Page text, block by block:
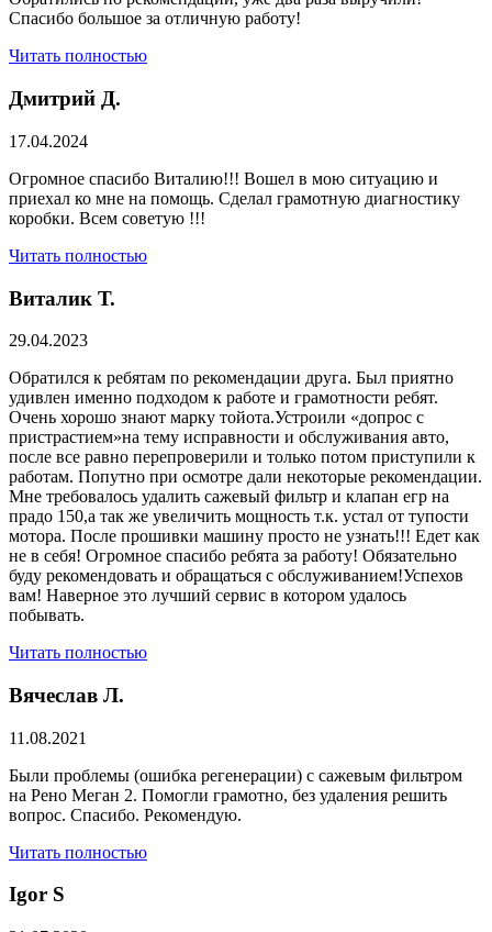
Спасибо большое за отличную работу!
Читать полностью
Дмитрий Д.
17.04.2024
Огромное спасибо Виталию!!! Вошел в мою ситуацию и
приехал ко мне на помощь. Сделал грамотную диагностику
коробки. Всем советую !!!
Читать полностью
Виталик Т.
29.04.2023
Обратился к ребятам по рекомендации друга. Был приятно
удивлен именно подходом к работе и грамотности ребят.
Очень хорошо знают марку тойота.Устроили «допрос с
пристрастием»на тему исправности и обслуживания авто,
после все равно перепроверили и только потом приступили к
работам. Попутно при осмотре дали некоторые рекомендации.
Мне требовалось удалить сажевый фильтр и клапан егр на
прадо 150,а так же увеличить мощность т.к. устал от тупости
мотора. После прошивки машину просто не узнать!!! Едет как
не в себя! Огромное спасибо ребята за работу! Обязательно
буду рекомендовать и обращаться с обслуживанием!Успехов
вам! Наверное это лучший сервис в котором удалось
побывать.
Читать полностью
Вячеслав Л.
11.08.2021
Были проблемы (ошибка регенерации) с сажевым фильтром
на Рено Меган 2. Помогли грамотно, без удаления решить
вопрос. Спасибо. Рекомендую.
Читать полностью
​Igor S